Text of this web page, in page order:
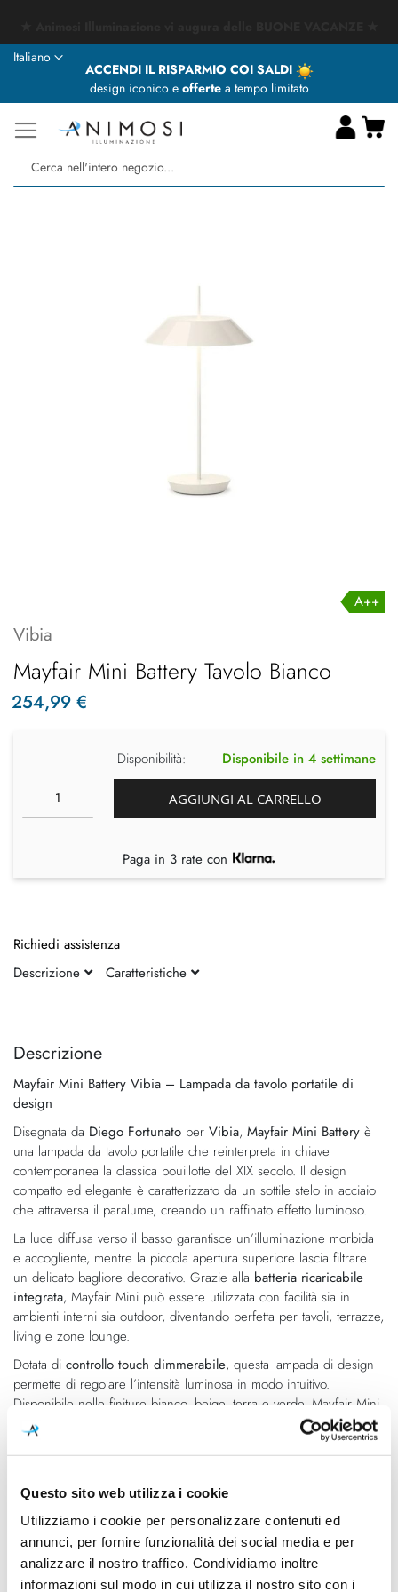
Questo sito web utilizza i cookie
Utilizziamo i cookie per personalizzare contenuti ed
annunci, per fornire funzionalità dei social media e per
analizzare il nostro traffico. Condividiamo inoltre
informazioni sul modo in cui utilizza il nostro sito con i
ACCENDI IL RISPARMIO COI SALDI
design iconico e offertea tempo limitato
Lingua
Italiano
fine
galleria
di
immagini
della
di
immagini
Descrizione
Mayfair Mini Battery Vibia – Lampada da tavolo portatile di
design
Disegnata da Diego Fortunato per Vibia, Mayfair Mini Battery è
una lampada da tavolo portatile che reinterpreta in chiave
contemporanea la classica bouillotte del XIX secolo. Il design
compatto ed elegante è caratterizzato da un sottile stelo in acciaio
che attraversa il paralume, creando un raffinato effetto luminoso.
La luce diffusa verso il basso garantisce un’illuminazione morbida
e accogliente, mentre la piccola apertura superiore lascia filtrare
un delicato bagliore decorativo. Grazie alla batteria ricaricabile
integrata, Mayfair Mini può essere utilizzata con facilità sia in
ambienti interni sia outdoor, diventando perfetta per tavoli, terrazze,
living e zone lounge.
Dotata di controllo touch dimmerabile, questa lampada di design
permette di regolare l’intensità luminosa in modo intuitivo.
Disponibile nelle finiture bianco, beige, terra e verde, Mayfair Mini
unisce eleganza, praticità e versatilità in una soluzione luminosa
contemporanea
Caratteristiche
Cod.Art.
549523/16
Designer
Diego Fortunato
A++
Vibia
Mayfair Mini Battery Tavolo Bianco
254,99 €
Disponibilità: Disponibile in 4 settimane
AGGIUNGI AL CARRELLO
Paga in 3 rate con
Richiedi assistenza
Descrizione
Caratteristiche